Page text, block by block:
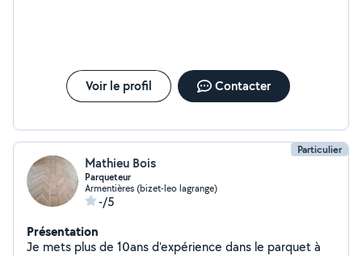
Voir le profil Contacter
Particulier
Mathieu Bois
Parqueteur
Armentières (bizet-leo lagrange)
-/5
Présentation
Je mets plus de 10ans d'expérience dans le parquet à